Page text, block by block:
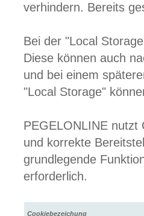
verhindern. Bereits
Bei der "Local
Diese können auch
und bei einem
"Local Storage"
PEGELONLINE nutzt
und korrekte
grundlegende
erforderlich.
Cookiebezeichung